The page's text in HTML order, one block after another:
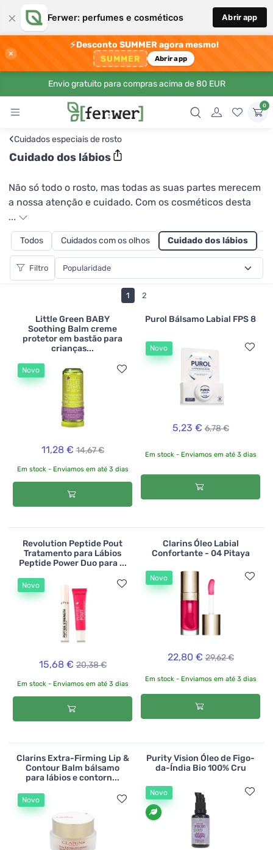
× Ferwer: perfumes e cosméticos Abrir app
×
⚡Desconto SUMMER agora mesmo!
SUMMER Abrir app
Envio gratuito para compras acima de 80 EUR
0
‹Cuidados especiais de rosto
Cuidado dos lábios
Não só todo o rosto, mas todas as suas partes merecem
a nossa atenção e cuidado. Com os cosméticos desta
categoria, pode dar aos seus lábios uma merecida
recompensa com uma gama de bálsamos labiais que
suavizam, abrilhantam e hidratam. Para além dos
bálsamos neutros, pode também experimentar o
Bálsamo Labial Kvitok's Sweet Kiss , que tinge
ligeiramente os lábios de vermelho, realçando-os sem
os impedir de parecerem naturais. Uma alternativa
interessante aos normais bálsamos em tubos de
plástico são os que se encontram numa caixa metálica
ou numa embalagem de papel .
...
Todos Cuidados com os olhos Cuidado dos lábios
Filtro
1 2
Little Green BABY
Soothing Balm creme
protetor em bastão para
crianças...
Novo
11,28 € 14,67 €
Em stock - Enviamos em até 3 dias
Purol Bálsamo Labial FPS 8
Novo
5,23 € 6,78 €
Em stock - Enviamos em até 3 dias
Revolution Peptide Pout
Tratamento para Lábios
Peptide Power Duo para ...
Novo
15,68 € 20,38 €
Em stock - Enviamos em até 3 dias
Clarins Óleo Labial
Confortante - 04 Pitaya
Novo
22,80 € 29,62 €
Em stock - Enviamos em até 3 dias
Clarins Extra-Firming Lip &
Contour Balm bálsamo
para lábios e contorn...
Novo
Purity Vision Óleo de Figo-
da-Índia Bio 100% Cru
Novo